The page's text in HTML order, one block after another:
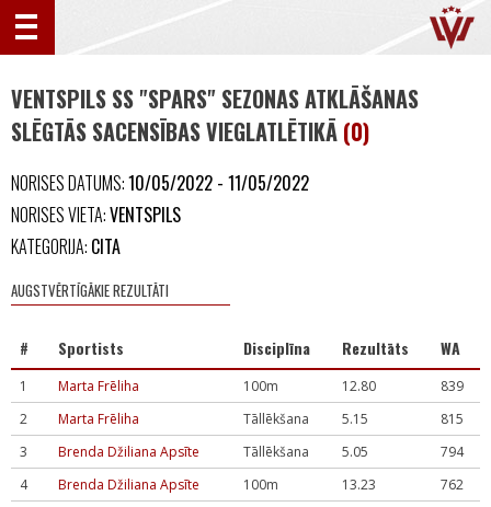
VENTSPILS SS "SPARS" SEZONAS ATKLĀŠANAS
SLĒGTĀS SACENSĪBAS VIEGLATLĒTIKĀ (0)
NORISES DATUMS:10/05/2022 - 11/05/2022
NORISES VIETA:VENTSPILS
KATEGORIJA: CITA
AUGSTVĒRTĪGĀKIE REZULTĀTI
# Sportists Disciplīna Rezultāts WA
1 Marta Frēliha 100m 12.80
839
2
Marta Frēliha Tāllēkšana 5.15
815
3
Brenda Džiliana Apsīte Tāllēkšana 5.05
794
4
Brenda Džiliana Apsīte 100m 13.23
762